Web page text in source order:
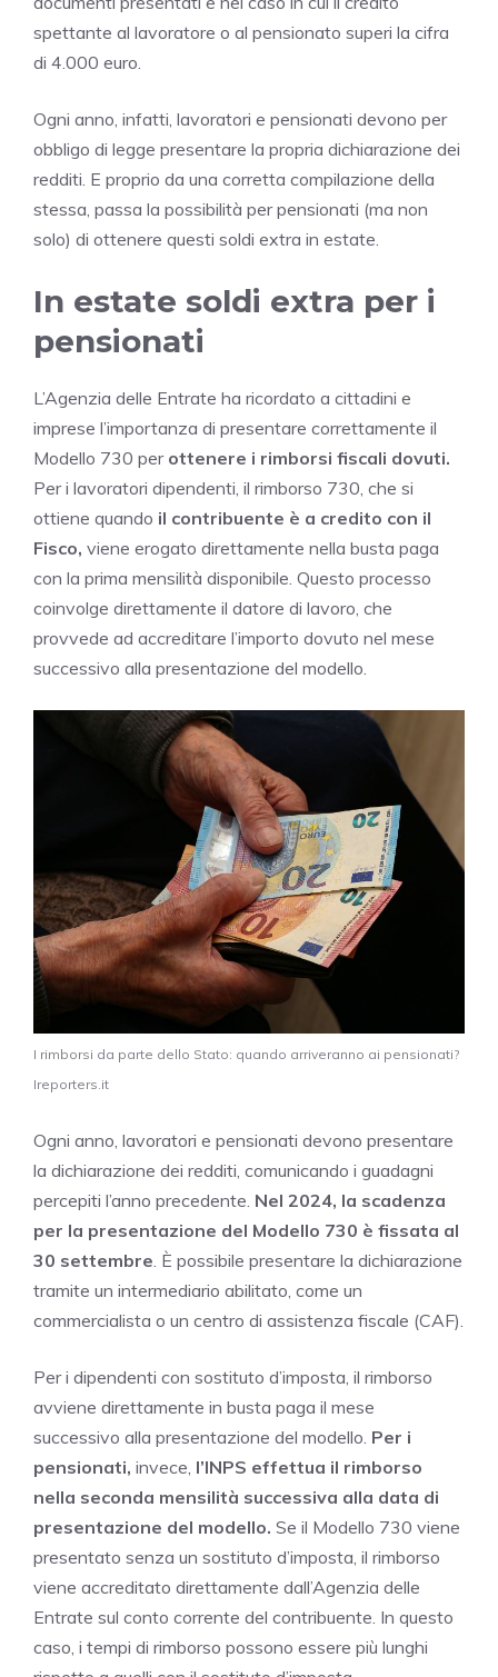
spettante al lavoratore o al pensionato superi la cifra
di 4.000 euro.
Ogni anno, infatti, lavoratori e pensionati devono per
obbligo di legge presentare la propria dichiarazione dei
redditi. E proprio da una corretta compilazione della
stessa, passa la possibilità per pensionati (ma non
solo) di ottenere questi soldi extra in estate.
In estate soldi extra per i
pensionati
L’Agenzia delle Entrate ha ricordato a cittadini e
imprese l’importanza di presentare correttamente il
Modello 730 per ottenere i rimborsi fiscali dovuti.
Per i lavoratori dipendenti, il rimborso 730, che si
ottiene quando il contribuente è a credito con il
Fisco, viene erogato direttamente nella busta paga
con la prima mensilità disponibile. Questo processo
coinvolge direttamente il datore di lavoro, che
provvede ad accreditare l’importo dovuto nel mese
successivo alla presentazione del modello.
I rimborsi da parte dello Stato: quando arriveranno ai pensionati?
Ireporters.it
Ogni anno, lavoratori e pensionati devono presentare
la dichiarazione dei redditi, comunicando i guadagni
percepiti l’anno precedente. Nel 2024, la scadenza
per la presentazione del Modello 730 è fissata al
30 settembre. È possibile presentare la dichiarazione
tramite un intermediario abilitato, come un
commercialista o un centro di assistenza fiscale (CAF).
Per i dipendenti con sostituto d’imposta, il rimborso
avviene direttamente in busta paga il mese
successivo alla presentazione del modello. Per i
pensionati, invece, l’INPS effettua il rimborso
nella seconda mensilità successiva alla data di
presentazione del modello. Se il Modello 730 viene
presentato senza un sostituto d’imposta, il rimborso
viene accreditato direttamente dall’Agenzia delle
Entrate sul conto corrente del contribuente. In questo
caso, i tempi di rimborso possono essere più lunghi